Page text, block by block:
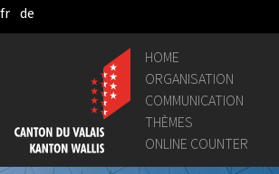
Skip to Main Content
fr de
HOME
ORGANISATION
COMMUNICATION
THÈMES
ONLINE COUNTER